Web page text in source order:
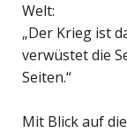
Welt:
„Der Krieg ist
verwüstet die
Seiten.“
Mit Blick auf